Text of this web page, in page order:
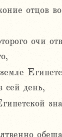
отцов
очи
сей день,